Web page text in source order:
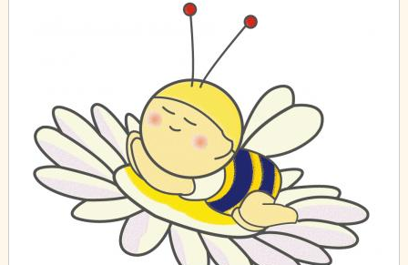
◎良質な玩具、手作りおもちゃなどを使って、イメージを広げて
◎バランスよく和食中心、薄味の献立内容の美味しい給食、おや
◎季節感のある栽培活動をもとに、全年齢児が楽しいクッキング
を経験して「おいしく食べて生き生き過ごす」食育を展開する。